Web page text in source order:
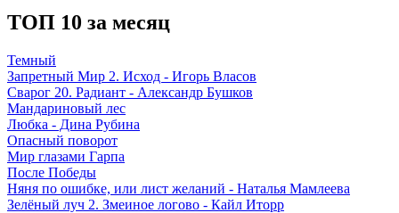
ТОП 10 за месяц
Темный
Запретный Мир 2. Исход - Игорь Власов
Сварог 20. Радиант - Александр Бушков
Мандариновый лес
Любка - Дина Рубина
Опасный поворот
Мир глазами Гарпа
После Победы
Няня по ошибке, или лист желаний - Наталья Мамлеева
Зелёный луч 2. Змеиное логово - Кайл Иторр